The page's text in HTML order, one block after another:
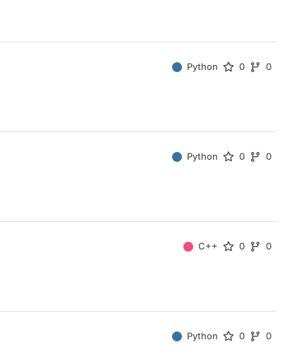
Python 0 0
Python 0 0
C++ 0 0
Python 0 0